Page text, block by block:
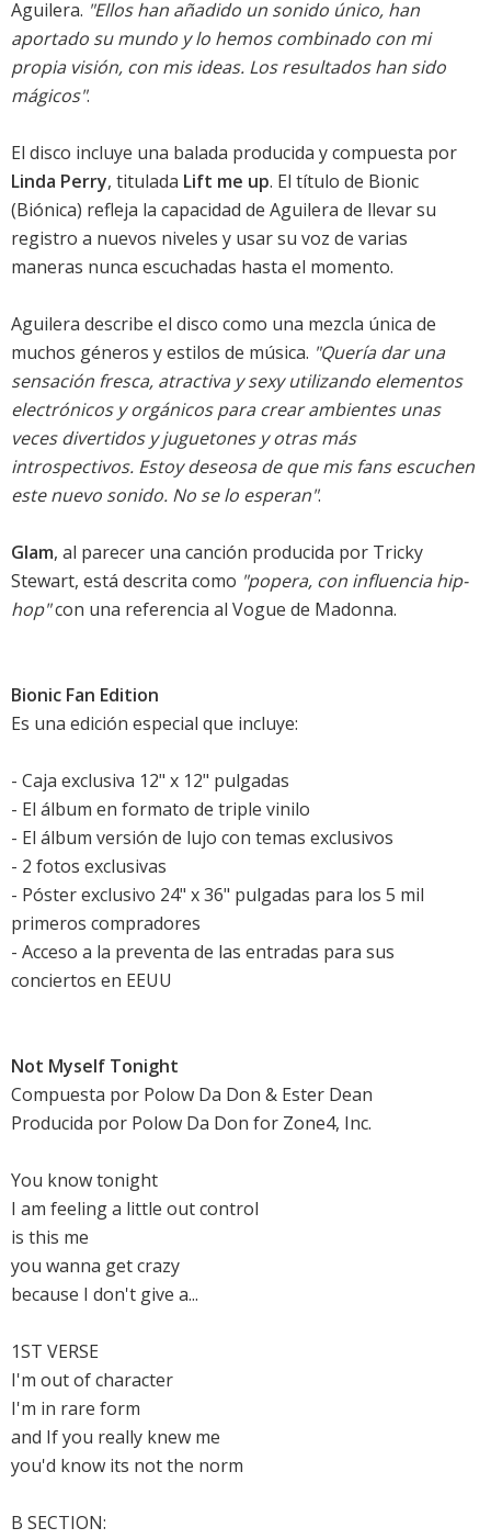
Aguilera. "Ellos han añadido un sonido único, han
aportado su mundo y lo hemos combinado con mi
propia visión, con mis ideas. Los resultados han sido
mágicos".
El disco incluye una balada producida y compuesta por
Linda Perry, titulada Lift me up. El título de Bionic
(Biónica) refleja la capacidad de Aguilera de llevar su
registro a nuevos niveles y usar su voz de varias
maneras nunca escuchadas hasta el momento.
Aguilera describe el disco como una mezcla única de
muchos géneros y estilos de música. "Quería dar una
sensación fresca, atractiva y sexy utilizando elementos
electrónicos y orgánicos para crear ambientes unas
veces divertidos y juguetones y otras más
introspectivos. Estoy deseosa de que mis fans escuchen
este nuevo sonido. No se lo esperan".
Glam, al parecer una canción producida por Tricky
Stewart, está descrita como "popera, con influencia hip-
hop"con una referencia al Vogue de Madonna.
Bionic Fan Edition
Es una edición especial que incluye:
- Caja exclusiva 12" x 12" pulgadas
- El álbum en formato de triple vinilo
- El álbum versión de lujo con temas exclusivos
- 2 fotos exclusivas
- Póster exclusivo 24" x 36" pulgadas para los 5 mil
primeros compradores
- Acceso a la preventa de las entradas para sus
conciertos en EEUU
Not Myself Tonight
Compuesta por Polow Da Don & Ester Dean
Producida por Polow Da Don for Zone4, Inc.
You know tonight
I am feeling a little out control
is this me
you wanna get crazy
because I don't give a...
1ST VERSE
I'm out of character
I'm in rare form
and If you really knew me
you'd know its not the norm
B SECTION: